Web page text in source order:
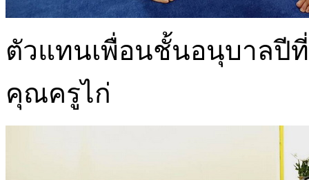
ตัวแทนเพื่อนชั้นอนุบาลปี
คุณครูไก่